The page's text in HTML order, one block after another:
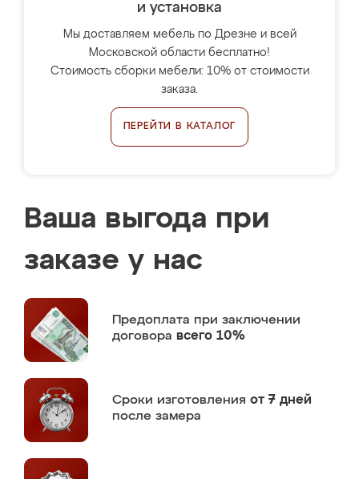
и установка
Мы доставляем мебель по Дрезне и всей
Московской области бесплатно!
Стоимость сборки мебели: 10% от стоимости
заказа.
ПЕРЕЙТИ В КАТАЛОГ
Ваша выгода при
заказе у нас
Предоплата при заключении
договора всего 10%
Сроки изготовления от 7 дней
после замера